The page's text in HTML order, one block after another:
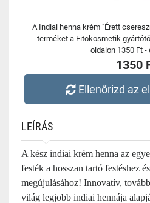
A Indiai henna krém "Érett
terméket a Fitokosmetik
oldalon 1350 Ft -
1350
Ellenőrizd az
LEÍRÁS
A kész indiai krém henna az
festék a hosszan tartó festéshez
megújulásához! Innovatív,
világ legjobb indiai hennája